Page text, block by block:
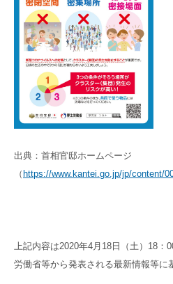
出典：首相官邸ホームページ
（ https://www.kantei.go.jp/jp/content/
上記内容は2020年4月18日（土）18：
労働省等から発表される最新情報等に